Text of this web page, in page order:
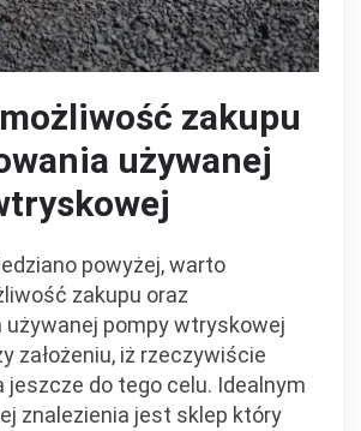
zakupu
używanej
powyżej, warto
zakupu oraz
pompy wtryskowej
założeniu, iż rzeczywiście
jeszcze do tego celu. Idealnym
znalezienia jest sklep który